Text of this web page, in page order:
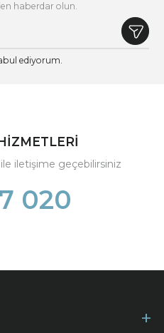
haberdar olun.
ediyorum.
iletişime geçebilirsiniz
020